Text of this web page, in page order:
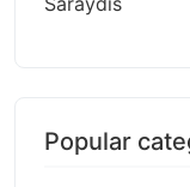
Popular